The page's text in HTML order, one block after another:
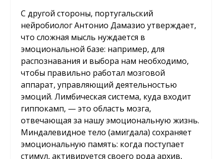
С другой стороны, португальский
нейробиолог Антонио Дамазио утверждает,
что сложная мысль нуждается в
эмоциональной базе: например, для
распознавания и выбора нам необходимо,
чтобы правильно работал мозговой
аппарат, управляющий деятельностью
эмоций. Лимбическая система, куда входит
гиппокамп, — это область мозга,
отвечающая за нашу эмоциональную жизнь.
Миндалевидное тело (амигдала) сохраняет
эмоциональную память: когда поступает
стимул, активируется своего рода архив,